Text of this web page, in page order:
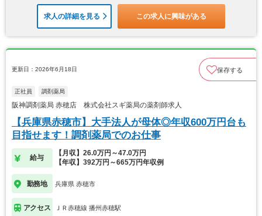
求人の詳細を見る この求人に興味がある
更新日：2026年6月18日 保存する
正社員 調剤薬局
阪神調剤薬局 赤穂店 株式会社スギ薬局の薬剤師求人
【兵庫県赤穂市】大手法人が母体◎年収600万円台も
目指せます！調剤薬局でのお仕事
給与
【月収】26.0万円～47.0万円
【年収】392万円～665万円年収例
勤務地 兵庫県 赤穂市
アクセス ＪＲ赤穂線 播州赤穂駅